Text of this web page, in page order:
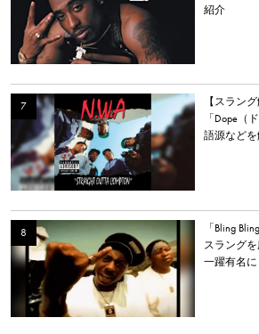
紹介
【スラン
「Dope（
語源など
「Bling
スラング
一躍有名に